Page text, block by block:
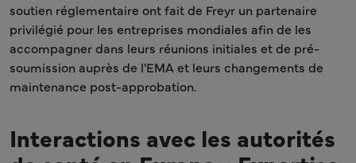
soutien réglementaire ont fait de Freyr un partenaire
privilégié pour les entreprises mondiales afin de les
accompagner dans leurs réunions initiales et de pré-
soumission auprès de l'EMA et leurs changements de
maintenance post-approbation.
Interactions avec les autorités